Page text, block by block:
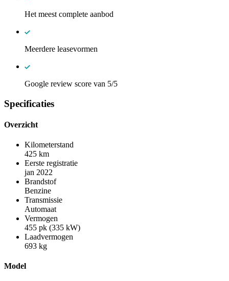
Het meest complete aanbod
Meerdere leasevormen
Google review score van 5/5
Specificaties
Overzicht
Kilometerstand
425 km
Eerste registratie
jan 2022
Brandstof
Benzine
Transmissie
Automaat
Vermogen
455 pk (335 kW)
Laadvermogen
693 kg
Model